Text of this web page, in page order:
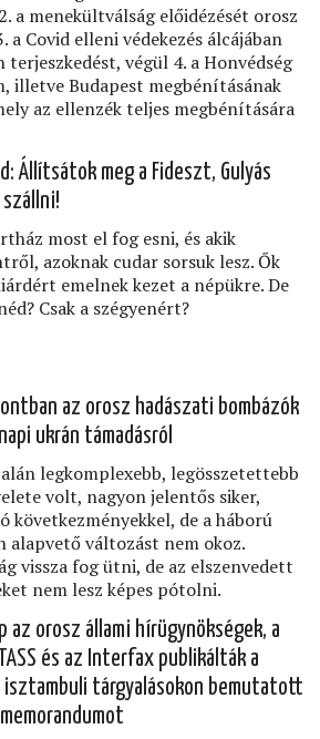
a menekültválság előidézését orosz
a Covid elleni védekezés álcájában
végül 4. a Honvédség
illetve Budapest megbénításának
az ellenzék teljes megbénítására
Állítsátok meg a Fideszt, Gulyás
szállni!
most el fog esni, és akik
azoknak cudar sorsuk lesz. Ők
emelnek kezet a népükre. De
Csak a szégyenért?
az orosz hadászati bombázók
ukrán támadásról
legkomplexebb, legösszetettebb
volt, nagyon jelentős siker,
következményekkel, de a háború
alapvető változást nem okoz.
vissza fog ütni, de az elszenvedett
nem lesz képes pótolni.
az orosz állami hírügynökségek, a
TASS és az Interfax publikálták a
tárgyalásokon bemutatott